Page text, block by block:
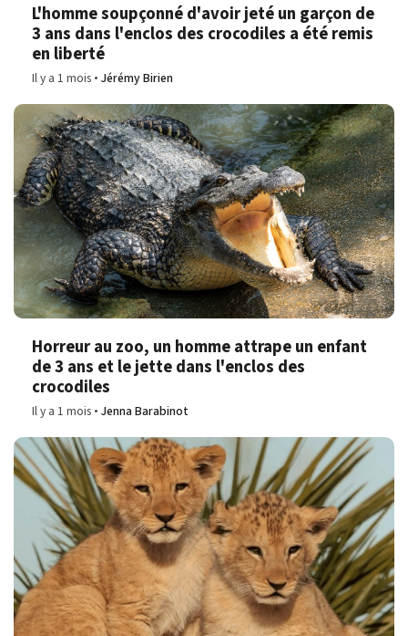
L'homme soupçonné d'avoir jeté un garçon de
3 ans dans l'enclos des crocodiles a été remis
en liberté
Il y a 1 mois Jérémy Birien
Horreur au zoo, un homme attrape un enfant
de 3 ans et le jette dans l'enclos des
crocodiles
Il y a 1 mois Jenna Barabinot